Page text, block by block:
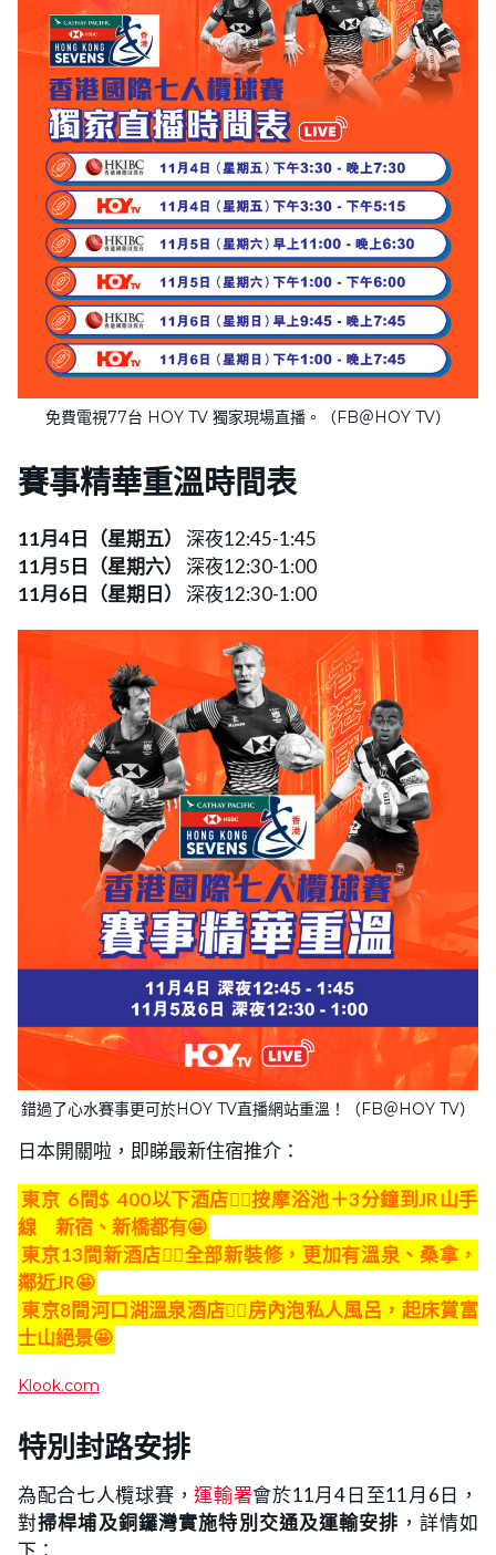
免費電視77台 HOY TV 獨家現場直播。（FB＠HOY TV）
賽事精華重溫時間表
11月4日（星期五）
深夜12:45-1:45
11月5日（星期六）
深夜12:30-1:00
11月6日（星期日）
深夜12:30-1:00
錯過了心水賽事更可於HOY TV直播網站重溫！（FB＠HOY TV）
日本開關啦，即睇最新住宿推介：
東京 6間$ 400以下酒店👍🏻按摩浴池＋3分鐘到JR山手
線 新宿、新橋都有🤩
東京13間新酒店👍🏻全部新裝修，更加有溫泉、桑拿，
鄰近JR🤩
東京8間河口湖溫泉酒店👍🏻房內泡私人風呂，起床賞富
士山絕景🤩
Klook.com
特別封路安排
為配合七人欖球賽，運輸署會於11月4日至11月6日，
對掃桿埔及銅鑼灣實施特別交通及運輸安排 ，詳情如
下：